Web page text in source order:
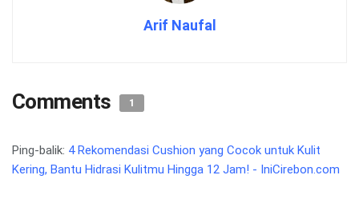
Arif Naufal
Comments 1
Ping-balik: 4 Rekomendasi Cushion yang Cocok untuk Kulit
Kering, Bantu Hidrasi Kulitmu Hingga 12 Jam! - IniCirebon.com